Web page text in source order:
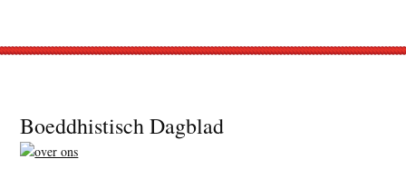
Footer
Boeddhistisch Dagblad